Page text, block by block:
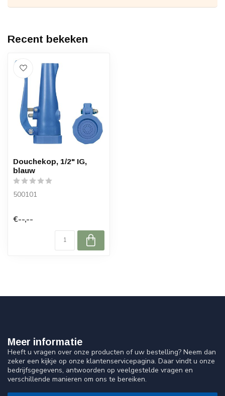
Recent bekeken
Douchekop, 1/2" IG,
blauw
500101
€--,--
Meer informatie
Heeft u vragen over onze producten of uw bestelling? Neem dan
zeker een kijkje op onze klantenservicepagina. Daar vindt u onze
bedrijfsgegevens, antwoorden op veelgestelde vragen en
verschillende manieren om ons te bereiken.